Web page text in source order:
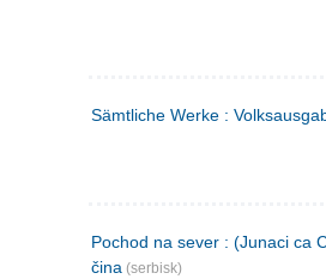
Sämtliche Werke :
Pochod na sever : (Junaci ca
čina (serbisk)